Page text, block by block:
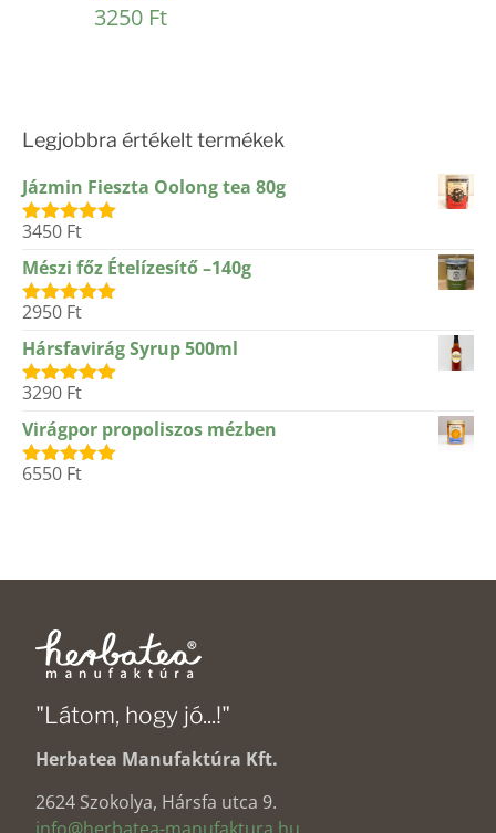
Értékelés:
4.88
3250 Ft
Legjobbra értékelt termékek
Jázmin Fieszta Oolong tea 80g
Értékelés:
3450 Ft
Mészi főz Ételízesítő –140g
Értékelés:
2950 Ft
Hársfavirág Syrup 500ml
Értékelés:
3290 Ft
Virágpor propoliszos mézben
Értékelés:
6550 Ft
"Látom, hogy jó...!"
Herbatea Manufaktúra Kft.
2624 Szokolya, Hársfa utca 9.